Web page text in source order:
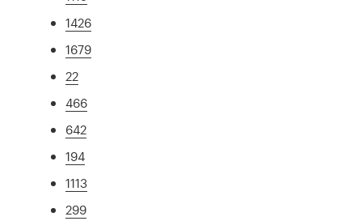
1426
1679
22
466
642
194
1113
299